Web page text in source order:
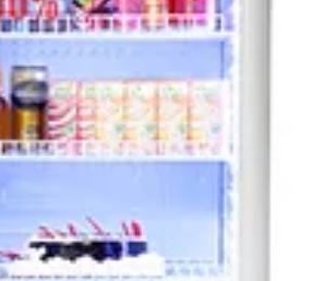
quả tiết kiệm điện lên đến 50% mà